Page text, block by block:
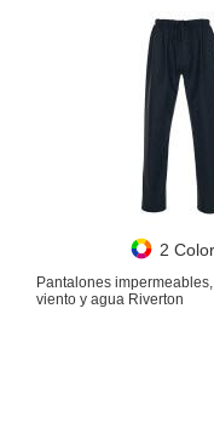
2
Pantalones
viento y agua Riverton